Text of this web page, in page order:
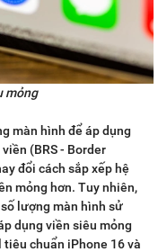
mỏng
màn hình để áp dụng
(BRS - Border
đổi cách sắp xếp hệ
mỏng hơn. Tuy nhiên,
lượng màn hình sử
dụng viền siêu mỏng
tiêu chuẩn iPhone 16 và